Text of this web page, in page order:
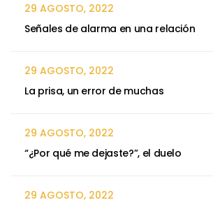
29 AGOSTO, 2022
Señales de alarma en una relación
29 AGOSTO, 2022
La prisa, un error de muchas
29 AGOSTO, 2022
“¿Por qué me dejaste?”, el duelo
29 AGOSTO, 2022